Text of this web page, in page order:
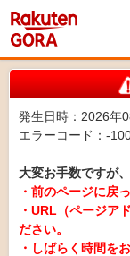
発生日時：2026年
エラーコード：-
大変お手数ですが
・前のページに戻
・URL（ページア
ださい。
・しばらく時間を